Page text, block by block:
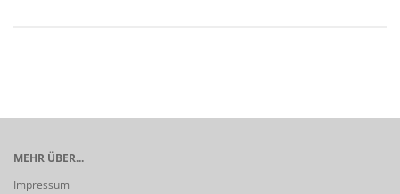
MEHR ÜBER...
Impressum